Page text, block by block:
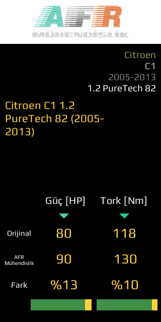
Citroen
C1
2005-2013
1.2 PureTech 82
Citroen C1 1.2
PureTech 82 (2005-
2013)
Güç [HP] Tork [Nm]
Orijinal 80 118
AFR
Mühendislik
90 130
Fark %13 %10